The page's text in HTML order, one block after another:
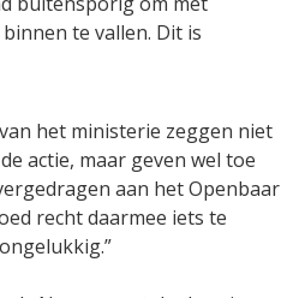
te vallen. Dit is
het ministerie zeggen niet
actie, maar geven wel toe
aan het Openbaar
recht daarmee iets te